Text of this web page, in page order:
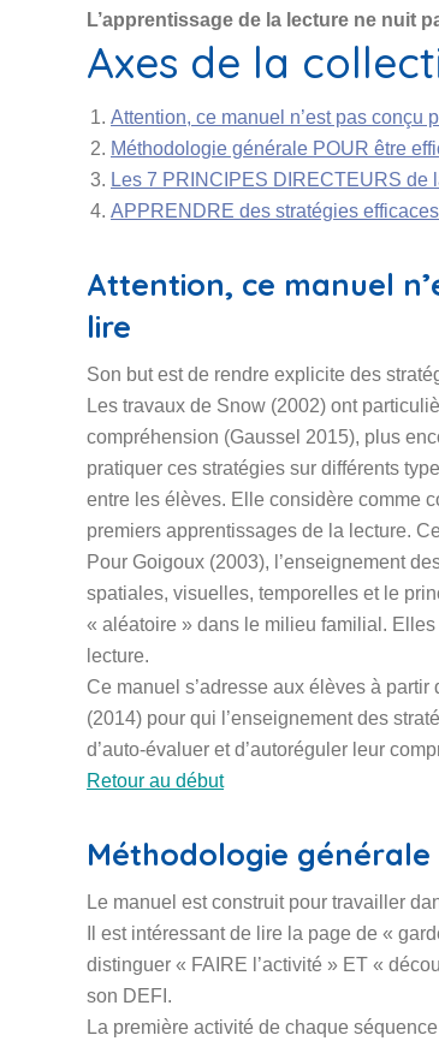
L’apprentissage de la lecture ne nuit
Axes de la
Attention, ce manuel n’est pas conçu
Méthodologie générale POUR être
Les 7 PRINCIPES DIRECTEURS de
APPRENDRE des stratégies
Attention, ce manuel
lire
Son but est de rendre explicite des
Les travaux de Snow (2002) ont
compréhension (Gaussel 2015), plus
pratiquer ces stratégies sur différents
entre les élèves. Elle considère comme
premiers apprentissages de la lecture.
Pour Goigoux (2003), l’enseignement
spatiales, visuelles, temporelles et le
« aléatoire » dans le milieu familial.
lecture.
Ce manuel s’adresse aux élèves à
(2014) pour qui l’enseignement des
d’auto-évaluer et d’autoréguler leur
Retour au début
Méthodologie générale
Le manuel est construit pour travailler
Il est intéressant de lire la page de «
distinguer « FAIRE l’activité » ET «
son DEFI.
La première activité de chaque